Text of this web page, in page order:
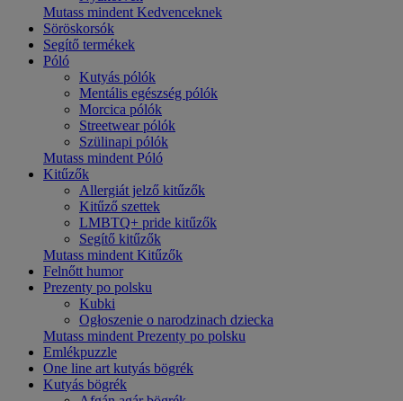
Mutass mindent Kedvenceknek
Söröskorsók
Segítő termékek
Póló
Kutyás pólók
Mentális egészség pólók
Morcica pólók
Streetwear pólók
Szülinapi pólók
Mutass mindent Póló
Kitűzők
Allergiát jelző kitűzők
Kitűző szettek
LMBTQ+ pride kitűzők
Segítő kitűzők
Mutass mindent Kitűzők
Felnőtt humor
Prezenty po polsku
Kubki
Ogłoszenie o narodzinach dziecka
Mutass mindent Prezenty po polsku
Emlékpuzzle
One line art kutyás bögrék
Kutyás bögrék